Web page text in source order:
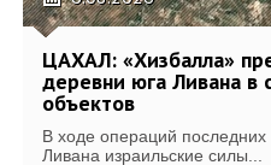
ЦАХАЛ: «Хизбалла»
деревни юга Ливана в
объектов
В ходе операций
Ливана израильские силы...